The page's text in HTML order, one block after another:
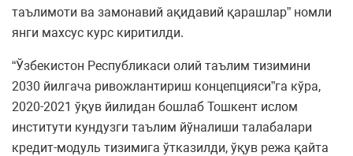
таълимоти ва замонавий ақидавий қарашлар” номли
янги махсус курс киритилди.
“Ўзбекистон Республикаси олий таълим тизимини
2030 йилгача ривожлантириш концепцияси”га кўра,
2020-2021 ўқув йилидан бошлаб Тошкент ислом
институти кундузги таълим йўналиши талабалари
кредит-модуль тизимига ўтказилди, ўқув режа қайта